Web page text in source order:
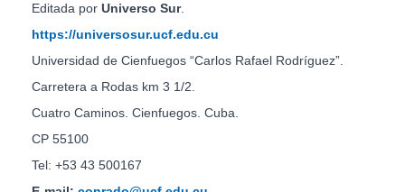
Editada por Universo Sur.
https://universosur.ucf.edu.cu
Universidad de Cienfuegos “Carlos Rafael Rodríguez”.
Carretera a Rodas km 3 1/2.
Cuatro Caminos. Cienfuegos. Cuba.
CP 55100
Tel: +53 43 500167